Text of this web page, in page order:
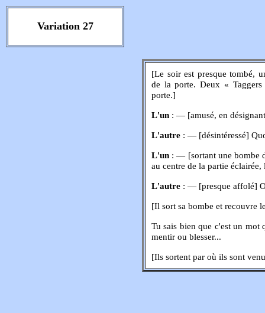
Variation 27
[Le soir est presque tombé,
de la porte. Deux «
porte.]
L'un : — [amusé, en
L'autre : — [désintéressé]
L'un : — [sortant une bombe
au centre de la partie
L'autre : — [presque affolé]
[Il sort sa bombe et recouvre
Tu sais bien que c'est un mot
mentir ou blesser...
[Ils sortent par où ils sont